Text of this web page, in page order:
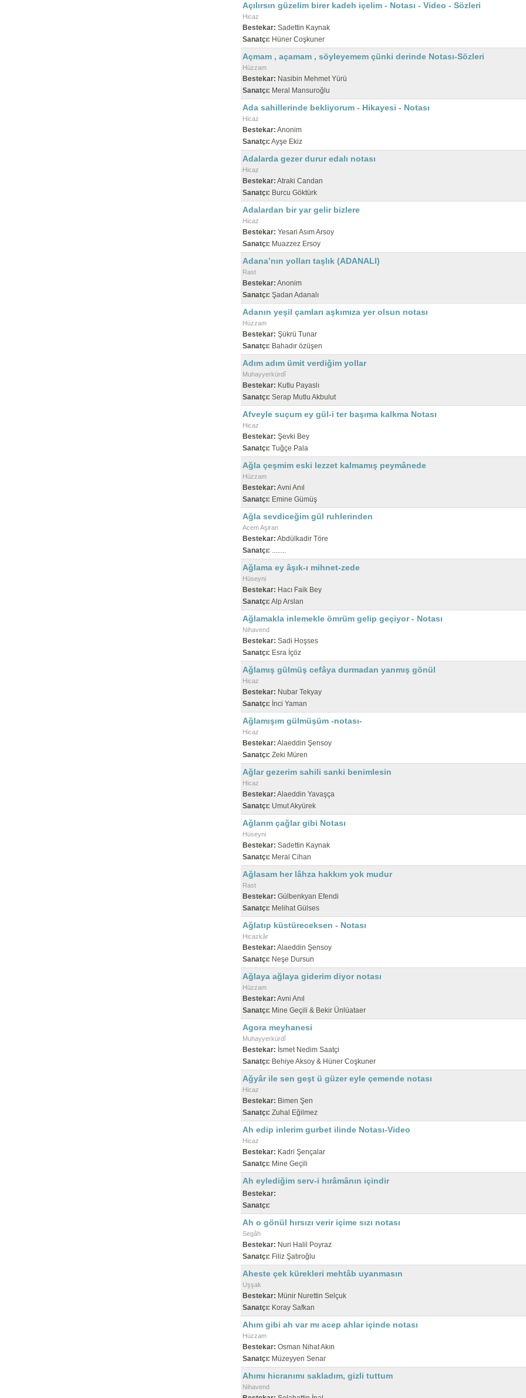
Açılırsın güzelim birer kadeh içelim - Notası - Video - Sözleri
Hicaz
Bestekar: Sadettin Kaynak
Sanatçı: Hüner Coşkuner
Açmam , açamam , söyleyemem çünki derinde Notası-Sözleri
Hüzzam
Bestekar: Nasibin Mehmet Yürü
Sanatçı: Meral Mansuroğlu
Ada sahillerinde bekliyorum - Hikayesi - Notası
Hicaz
Bestekar: Anonim
Sanatçı: Ayşe Ekiz
Adalarda gezer durur edalı notası
Hicaz
Bestekar: Atraki Candan
Sanatçı: Burcu Göktürk
Adalardan bir yar gelir bizlere
Hicaz
Bestekar: Yesari Asım Arsoy
Sanatçı: Muazzez Ersoy
Adana’nın yolları taşlık (ADANALI)
Rast
Bestekar: Anonim
Sanatçı: Şadan Adanalı
Adanın yeşil çamları aşkımıza yer olsun notası
Hüzzam
Bestekar: Şükrü Tunar
Sanatçı: Bahadır özüşen
Adım adım ümit verdiğim yollar
Muhayyerkürdî
Bestekar: Kutlu Payaslı
Sanatçı: Serap Mutlu Akbulut
Afveyle suçum ey gül-i ter başıma kalkma Notası
Hicaz
Bestekar: Şevki Bey
Sanatçı: Tuğçe Pala
Ağla çeşmim eski lezzet kalmamış peymânede
Hüzzam
Bestekar: Avni Anıl
Sanatçı: Emine Gümüş
Ağla sevdiceğim gül ruhlerinden
Acem Aşiran
Bestekar: Abdülkadir Töre
Sanatçı: ........
Ağlama ey âşık-ı mihnet-zede
Hüseyni
Bestekar: Hacı Faik Bey
Sanatçı: Alp Arslan
Ağlamakla inlemekle ömrüm gelip geçiyor - Notası
Nihavend
Bestekar: Sadi Hoşses
Sanatçı: Esra İçöz
Ağlamış gülmüş cefâya durmadan yanmış gönül
Hicaz
Bestekar: Nubar Tekyay
Sanatçı: İnci Yaman
Ağlamışım gülmüşüm -notası-
Hicaz
Bestekar: Alaeddin Şensoy
Sanatçı: Zeki Müren
Ağlar gezerim sahili sanki benimlesin
Hicaz
Bestekar: Alaeddin Yavaşça
Sanatçı: Umut Akyürek
Ağlarım çağlar gibi Notası
Hüseyni
Bestekar: Sadettin Kaynak
Sanatçı: Meral Cihan
Ağlasam her lâhza hakkım yok mudur
Rast
Bestekar: Gülbenkyan Efendi
Sanatçı: Melihat Gülses
Ağlatıp küstüreceksen - Notası
Hicazkâr
Bestekar: Alaeddin Şensoy
Sanatçı: Neşe Dursun
Ağlaya ağlaya giderim diyor notası
Hüzzam
Bestekar: Avni Anıl
Sanatçı: Mine Geçili & Bekir Ünlüataer
Agora meyhanesi
Muhayyerkürdî
Bestekar: İsmet Nedim Saatçi
Sanatçı: Behiye Aksoy & Hüner Coşkuner
Ağyâr ile sen geşt ü güzer eyle çemende notası
Hicaz
Bestekar: Bimen Şen
Sanatçı: Zuhal Eğilmez
Ah edip inlerim gurbet ilinde Notası-Video
Hicaz
Bestekar: Kadri Şençalar
Sanatçı: Mine Geçili
Ah eylediğim serv-i hırâmânın içindir
Bestekar:
Sanatçı:
Ah o gönül hırsızı verir içime sızı notası
Segâh
Bestekar: Nuri Halil Poyraz
Sanatçı: Filiz Şatıroğlu
Aheste çek kürekleri mehtâb uyanmasın
Uşşak
Bestekar: Münir Nurettin Selçuk
Sanatçı: Koray Safkan
Ahım gibi ah var mı acep ahlar içinde notası
Hüzzam
Bestekar: Osman Nihat Akın
Sanatçı: Müzeyyen Senar
Ahımı hicranımı sakladım, gizli tuttum
Nihavend